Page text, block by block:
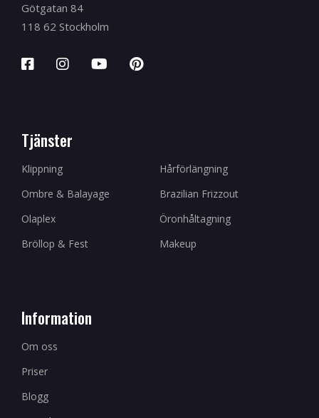
Götgatan 84
118 62 Stockholm
Tjänster
Klippning
Hårförlängning
Ombre & Balayage
Brazilian Frizzout
Olaplex
Öronhåltagning
Bröllop & Fest
Makeup
Information
Om oss
Priser
Blogg